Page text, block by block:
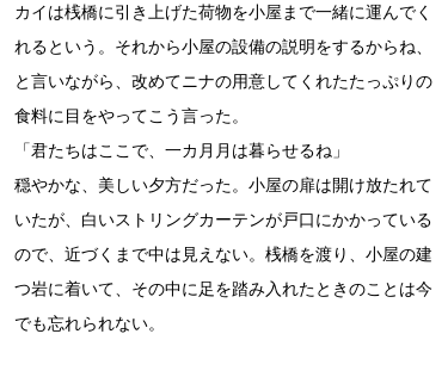
カイは桟橋に引き上げた荷物を小屋まで一緒に運んでく
れるという。それから小屋の設備の説明をするからね、
と言いながら、改めてニナの用意してくれたたっぷりの
食料に目をやってこう言った。
「君たちはここで、一カ月月は暮らせるね」
穏やかな、美しい夕方だった。小屋の扉は開け放たれて
いたが、白いストリングカーテンが戸口にかかっている
ので、近づくまで中は見えない。桟橋を渡り、小屋の建
つ岩に着いて、その中に足を踏み入れたときのことは今
でも忘れられない。